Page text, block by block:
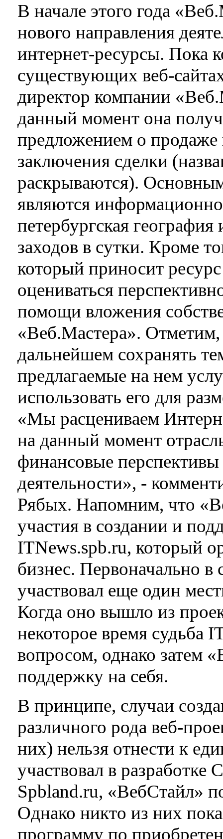
В начале этого года
нового направления
интернет-ресурсы. Пока
существующих веб-
директор компании
данный момент она
предложением о продаже
заключения сделки
раскрываются).
являются
петербургская
заходов в сутки. Кроме
который приносит
оцениваться
помощи вложения
«Веб.Мастера».
дальнейшем сохранять
предлагаемые на нем
использовать его для
«Мы расцениваем
на данный момент
финансовые перспективы
деятельности», -
Рябых. Напомним, что
участия в создании и
ITNews.spb.ru, который
бизнес. Первоначально в
участвовал еще один
Когда оно вышло из
некоторое время судьба
вопросом, однако затем
поддержку на себя.
В принципе, случаи
различного рода веб-
них) нельзя отнести к
участвовал в
Spbland.ru, «ВебСтайл»
Однако никто из них
программу по